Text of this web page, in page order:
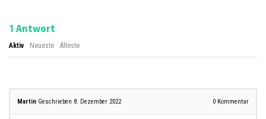
1 Antwort
Aktiv Neueste Älteste
Martin Geschrieben 8. Dezember 2022 0 Kommentar